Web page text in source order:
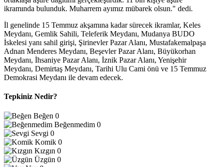
ikramında bulunduk. Muharrem ayımız mübarek olsun." dedi.
İl genelinde 15 Temmuz akşamına kadar sürecek ikramlar, Keles
Meydanı, Gemlik Sahili, Teleferik Meydanı, Mudanya BUDO
İskelesi yanı sahil girişi, Şirinevler Pazar Alanı, Mustafakemalpaşa
Adnan Menderes Meydanı, Beşevler Pazar Alanı, Büyükorhan
Meydanı, İhsaniye Pazar Alanı, İznik Pazar Alanı, Yenişehir
Meydanı, Demirtaş Meydanı, Tarihi Ulu Cami önü ve 15 Temmuz
Demokrasi Meydanı ile devam edecek.
Tepkiniz Nedir?
Beğen 0
Beğenmedim 0
Sevgi 0
Komik 0
Kızgın 0
Üzgün 0